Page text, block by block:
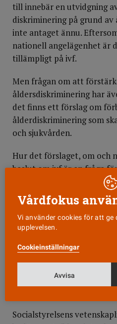
till innebär en utvidgning
diskriminering på grund
inte antaget ännu.
nationell angelägenhet är
tillämpligt på ivf.
Men frågan om att
åldersdiskriminering har
det finns ett förslag om
ålderdiskriminering som
och sjukvården.
Hur det förslaget, om och
beslut om ivf är en fråga
menar Socialstyrelsens
Läkaren prövar
Socialstyrelsen pekar
läkaren göra en särskild
lämpliga att bli föräldrar
och social synvinkel, enligt
Socialstyrelsens
Vårdfokus
Vi använder cookies för att ge
upplevelsen.
Cookieinställningar
Avvisa